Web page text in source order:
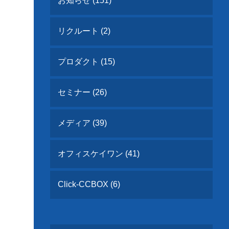
リクルート (2)
プロダクト (15)
セミナー (26)
メディア (39)
オフィスケイワン (41)
Click-CCBOX (6)